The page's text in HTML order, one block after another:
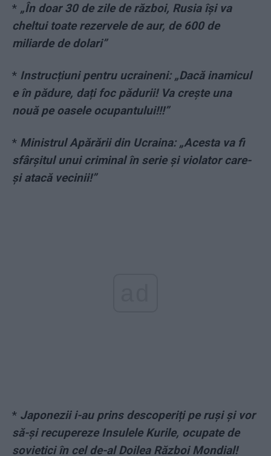
* „În doar 30 de zile de război, Rusia își va
cheltui toate rezervele de aur, de 600 de
miliarde de dolari”
* Instrucțiuni pentru ucraineni: „Dacă inamicul
e în pădure, dați foc pădurii! Va crește una
nouă pe oasele ocupantului!!!”
* Ministrul Apărării din Ucraina: „Acesta va fi
sfârșitul unui criminal în serie și violator care-
și atacă vecinii!”
* Japonezii i-au prins descoperiți pe ruși și vor
să-și recupereze Insulele Kurile, ocupate de
sovietici în cel de-al Doilea Război Mondial!